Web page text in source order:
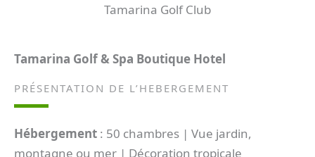
Tamarina Golf Club
Tamarina Golf & Spa Boutique Hotel
PRÉSENTATION DE L’HEBERGEMENT
Hébergement : 50 chambres | Vue jardin,
montagne ou mer | Décoration tropicale